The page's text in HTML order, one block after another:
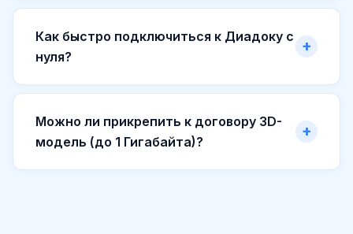
Как быстро подключиться к Диадоку с
нуля?
Можно ли прикрепить к договору 3D-
модель (до 1 Гигабайта)?